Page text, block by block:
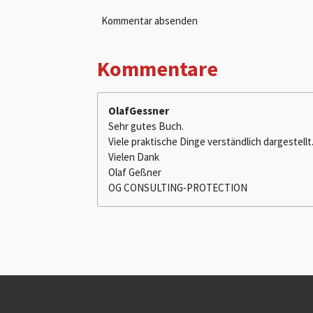
Kommentar absenden
Kommentare
OlafGessner
Sehr gutes Buch.
Viele praktische Dinge verständlich dargestellt.
Vielen Dank
Olaf Geßner
OG CONSULTING-PROTECTION